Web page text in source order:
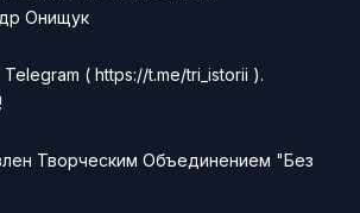
Онищук
Telegram ( https://t.me/tri_istorii ).
Творческим Объединением "Без